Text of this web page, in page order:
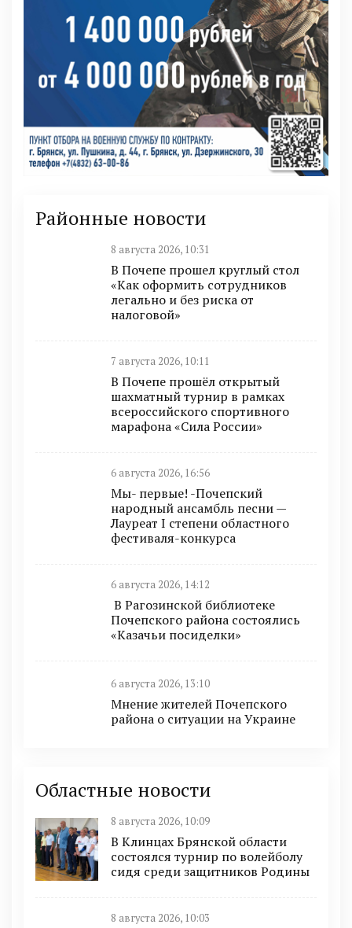
Районные новости
8 августа 2026, 10:31
В Почепе прошел круглый стол
«Как оформить сотрудников
легально и без риска от
налоговой»
7 августа 2026, 10:11
В Почепе прошёл открытый
шахматный турнир в рамках
всероссийского спортивного
марафона «Сила России»
6 августа 2026, 16:56
Мы- первые! -Почепский
народный ансамбль песни —
Лауреат I степени областного
фестиваля-конкурса
6 августа 2026, 14:12
В Рагозинской библиотеке
Почепского района состоялись
«Казачьи посиделки»
6 августа 2026, 13:10
Мнение жителей Почепского
района о ситуации на Украине
Областные новости
8 августа 2026, 10:09
В Клинцах Брянской области
состоялся турнир по волейболу
сидя среди защитников Родины
8 августа 2026, 10:03